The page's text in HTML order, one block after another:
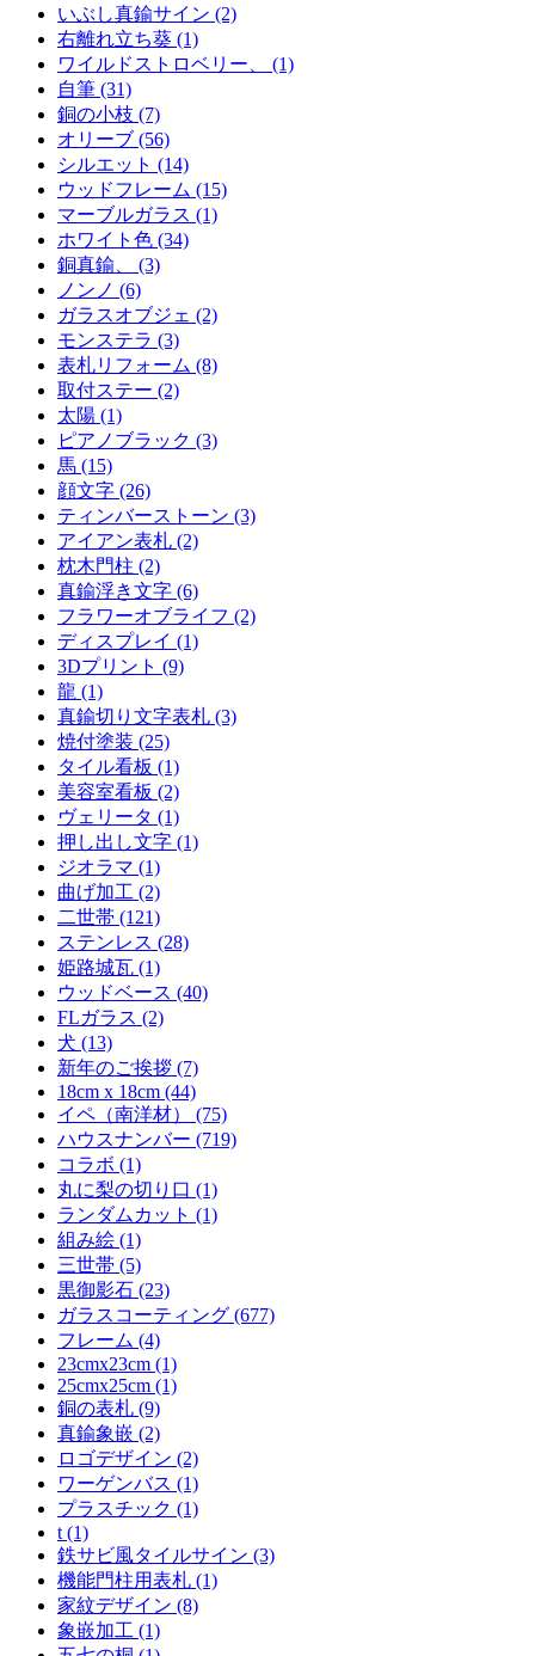
いぶし真鍮サイン (2)
右離れ立ち葵 (1)
ワイルドストロベリー、 (1)
自筆 (31)
銅の小枝 (7)
オリーブ (56)
シルエット (14)
ウッドフレーム (15)
マーブルガラス (1)
ホワイト色 (34)
銅真鍮、 (3)
ノンノ (6)
ガラスオブジェ (2)
モンステラ (3)
表札リフォーム (8)
取付ステー (2)
太陽 (1)
ピアノブラック (3)
馬 (15)
顔文字 (26)
ティンバーストーン (3)
アイアン表札 (2)
枕木門柱 (2)
真鍮浮き文字 (6)
フラワーオブライフ (2)
ディスプレイ (1)
3Dプリント (9)
龍 (1)
真鍮切り文字表札 (3)
焼付塗装 (25)
タイル看板 (1)
美容室看板 (2)
ヴェリータ (1)
押し出し文字 (1)
ジオラマ (1)
曲げ加工 (2)
二世帯 (121)
ステンレス (28)
姫路城瓦 (1)
ウッドベース (40)
FLガラス (2)
犬 (13)
新年のご挨拶 (7)
18cm x 18cm (44)
イペ（南洋材） (75)
ハウスナンバー (719)
コラボ (1)
丸に梨の切り口 (1)
ランダムカット (1)
組み絵 (1)
三世帯 (5)
黒御影石 (23)
ガラスコーティング (677)
フレーム (4)
23cmx23cm (1)
25cmx25cm (1)
銅の表札 (9)
真鍮象嵌 (2)
ロゴデザイン (2)
ワーゲンバス (1)
プラスチック (1)
t (1)
鉄サビ風タイルサイン (3)
機能門柱用表札 (1)
家紋デザイン (8)
象嵌加工 (1)